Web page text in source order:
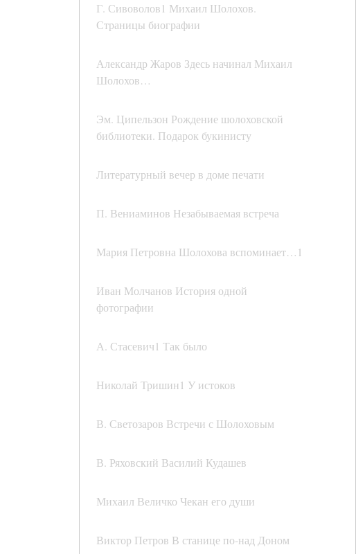
Г. Сивоволов1 Михаил Шолохов.
Страницы биографии
Александр Жаров Здесь начинал Михаил
Шолохов…
Эм. Ципельзон Рождение шолоховской
библиотеки. Подарок букинисту
Литературный вечер в доме печати
П. Вениаминов Незабываемая встреча
Мария Петровна Шолохова вспоминает…1
Иван Молчанов История одной
фотографии
А. Стасевич1 Так было
Николай Тришин1 У истоков
В. Светозаров Встречи с Шолоховым
В. Ряховский Василий Кудашев
Михаил Величко Чекан его души
Виктор Петров В станице по-над Доном